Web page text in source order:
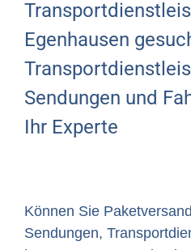
Egenhausen
Sendungen und
Ihr Experte
Können Sie
Sendungen,